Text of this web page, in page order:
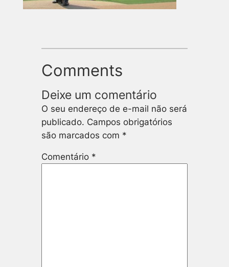
Comments
Deixe um comentário
O seu endereço de e-mail não será
publicado. Campos obrigatórios
são marcados com *
Comentário *